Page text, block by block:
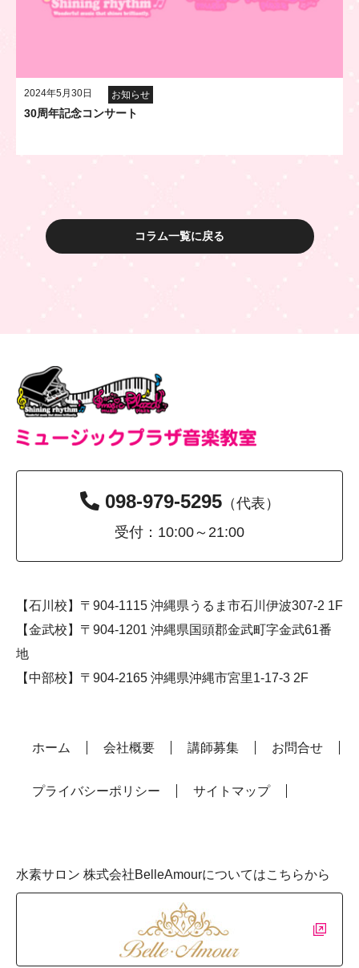
2024年5月30日 お知らせ
30周年記念コンサート
コラム一覧に戻る
098-979-5295（代表）
受付：10:00～21:00
【石川校】〒904-1115 沖縄県うるま市石川伊波307-2 1F
【金武校】〒904-1201 沖縄県国頭郡金武町字金武61番
地
【中部校】〒904-2165 沖縄県沖縄市宮里1-17-3 2F
ホーム 会社概要 講師募集 お問合せ
プライバシーポリシー サイトマップ
水素サロン 株式会社BelleAmourについてはこちらから